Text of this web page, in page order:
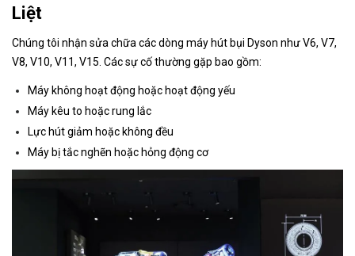
Liệt
Chúng tôi nhận sửa chữa các dòng máy hút bụi Dyson như V6, V7,
V8, V10, V11, V15. Các sự cố thường gặp bao gồm:
Máy không hoạt động hoặc hoạt động yếu
Máy kêu to hoặc rung lắc
Lực hút giảm hoặc không đều
Máy bị tắc nghẽn hoặc hỏng động cơ